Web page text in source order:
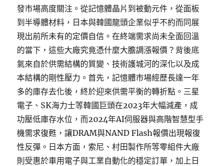
發市場高度關注。從記憶體晶片到被動元件，從面板
到半導體材料，日本與韓國龍頭企業似乎不約而同展
現出前所未有的定價自信。在終端需求尚未全面回溫
的當下，這些大廠究竟憑什麼大膽調漲報價？背後底
氣來自於供需結構的質變、技術護城河的深化以及成
本結構的剛性壓力。首先，記憶體市場經歷長達一年
多的庫存去化後，終於迎來供需平衡的轉折點。三星
電子、SK海力士等韓國巨頭在2023年大幅減產，成
功壓低庫存水位，而2024年AI伺服器與高階智慧型手
機需求復甦，讓DRAM與NAND Flash報價出現報復
性反彈。日本方面，索尼、村田製作所等零組件大廠
則受惠於車用電子與工業自動化的穩定訂單，加上日